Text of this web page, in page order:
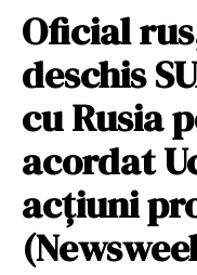
Oficial
deschis
cu Rusia
acordat
acțiuni